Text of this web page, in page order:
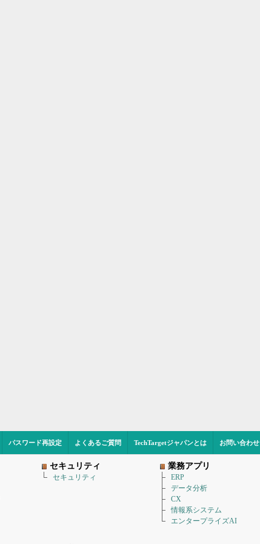
パスワード再設定 よくあるご質問 TechTargetジャパンとは お問い合わせ
セキュリティ
セキュリティ
業務アプリ
ERP
データ分析
CX
情報系システム
エンタープライズAI